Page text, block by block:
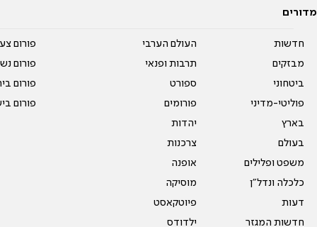
מדורים
חדשות
מבזקים
ביטחוני
פוליטי-מדיני
בארץ
בעולם
משפט ופלילים
כלכלה ונדל"ן
דעות
חדשות המגזר
העולם הערבי
תרבות ופנאי
ספורט
פורומים
יהדות
צרכנות
אופנה
מוסיקה
פיוטקאסט
ילדודס
פורום
פורום
פורום
פורום